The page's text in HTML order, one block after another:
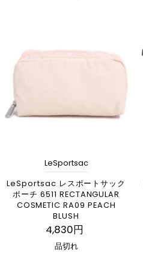
LeSportsac
LeSportsac レスポートサック
ポーチ 6511 RECTANGULAR
COSMETIC RA09 PEACH
BLUSH
4,830円
品切れ